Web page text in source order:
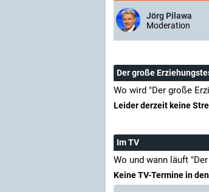
Jörg Pilawa
Moderation
Der große
Wo wird "Der große
Leider derzeit keine
Im TV
Wo und wann läuft
Keine TV-Termine in